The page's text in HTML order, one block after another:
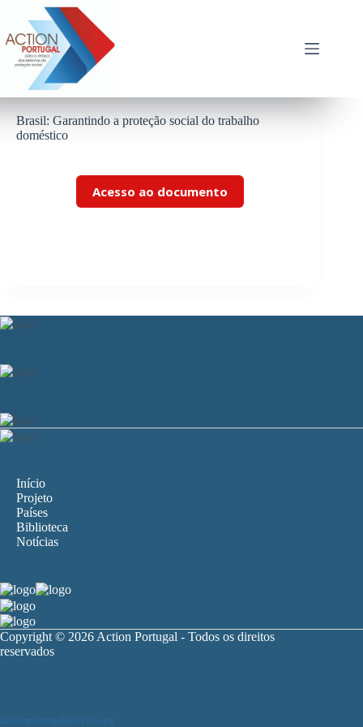
conteúdo
Brasil: Garantindo a proteção social do trabalho
doméstico
Acesso ao documento
Início
Projeto
Países
Biblioteca
Notícias
Copyright © 2026 Action Portugal - Todos os direitos
reservados
actionportugal@itcilo.org